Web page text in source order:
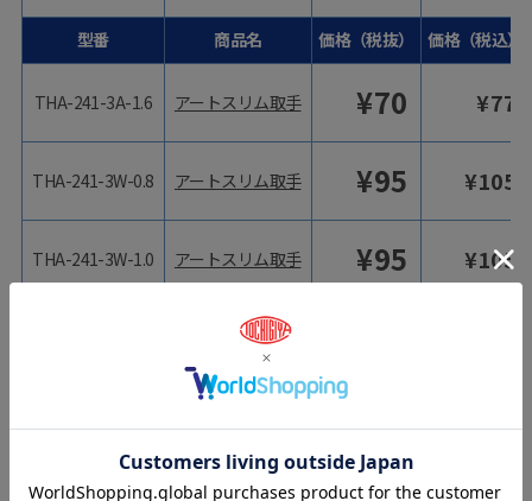
型番
THA-241-3A-1.6
THA-241-3W-0.8
THA-241-3W-1.0
商品名 価格（税抜） 価格（税込）
アートスリム取手 ¥70 ¥77
アートスリム取手 ¥95 ¥105
アートスリム取手 ¥95 ¥105
アートスリム取手